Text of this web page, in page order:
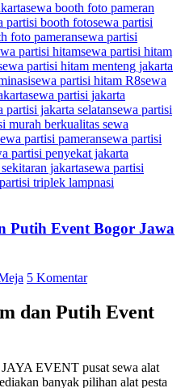
sewa booth foto pameran
partisi booth fotosewa partisi
foto pameransewa partisi
partisi hitamsewa partisi hitam
partisi hitam menteng jakarta
sewa partisi hitam R8sewa
sewa partisi jakarta
partisi jakarta selatansewa partisi
murah berkualitas sewa
partisi pameransewa partisi
partisi penyekat jakarta
jakartasewa partisi
triplek lampnasi
Putih Event Bogor Jawa
5 Komentar
dan Putih Event
EVENT pusat sewa alat
banyak pilihan alat pesta